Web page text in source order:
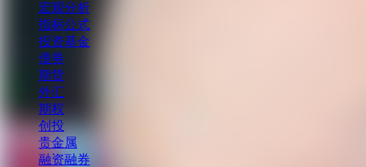
宏观分析
指标公式
投资基金
债券
期货
外汇
期权
创投
贵金属
融资融券